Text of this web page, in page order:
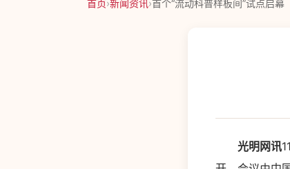
首页›新闻资讯›首个“流动科普样板间”试点启幕
光明网讯